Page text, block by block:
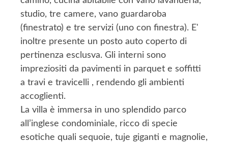
studio, tre camere, vano guardaroba
(finestrato) e tre servizi (uno con finestra). E'
inoltre presente un posto auto coperto di
pertinenza esclusva. Gli interni sono
impreziositi da pavimenti in parquet e soffitti
a travi e travicelli , rendendo gli ambienti
accoglienti.
La villa è immersa in uno splendido parco
all’inglese condominiale, ricco di specie
esotiche quali sequoie, tuje giganti e magnolie,